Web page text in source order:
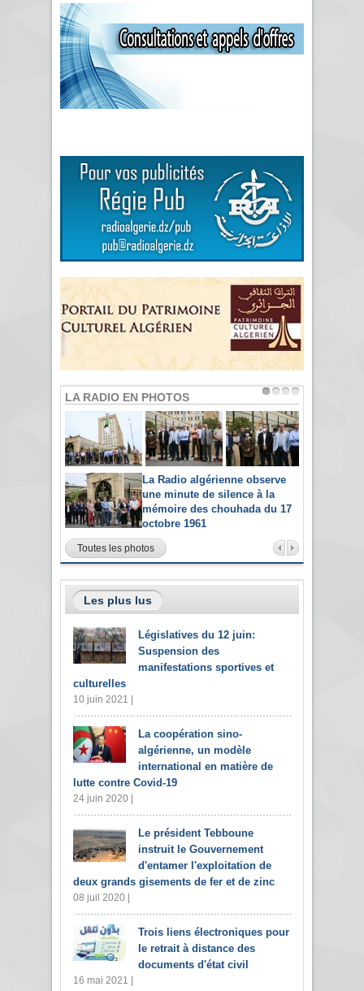
LA RADIO EN PHOTOS
La Radio algérienne observe
une minute de silence à la
mémoire des chouhada du 17
octobre 1961
Toutes les photos
Les plus lus
Législatives du 12 juin:
Suspension des
manifestations sportives et
culturelles
10 juin 2021 |
La coopération sino-
algérienne, un modèle
international en matière de
lutte contre Covid-19
24 juin 2020 |
Le président Tebboune
instruit le Gouvernement
d'entamer l'exploitation de
deux grands gisements de fer et de zinc
08 juil 2020 |
Trois liens électroniques pour
le retrait à distance des
documents d'état civil
16 mai 2021 |